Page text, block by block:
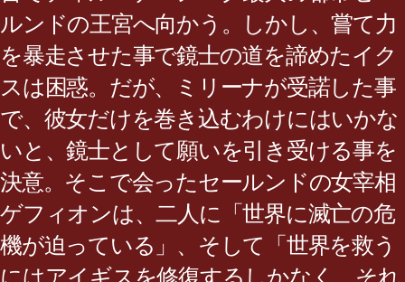
ルンドの王宮へ向かう。しかし、嘗て力
を暴走させた事で鏡士の道を諦めたイク
スは困惑。だが、ミリーナが受諾した事
で、彼女だけを巻き込むわけにはいかな
いと、鏡士として願いを引き受ける事を
決意。そこで会ったセールンドの女宰相
ゲフィオンは、二人に「世界に滅亡の危
機が迫っている」、そして「世界を救う
にはアイギスを修復するしかなく、それ